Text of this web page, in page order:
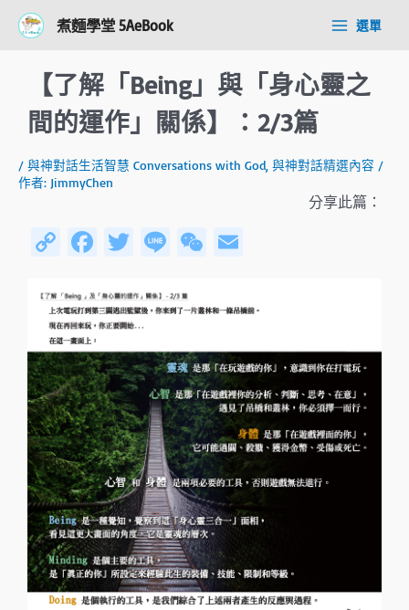
煮麵學堂 5AeBook
Main選單
【了解「Being」與「身心靈之
間的運作」關係】：2/3篇
/ 與神對話生活智慧 Conversations with God 與神對話精選內容 /
作者: JimmyChen
分享此篇：
C
py
Li
n
k
Fa
b
o
ok
T
tt
er
Li
e
W
C
at
ail
navigation